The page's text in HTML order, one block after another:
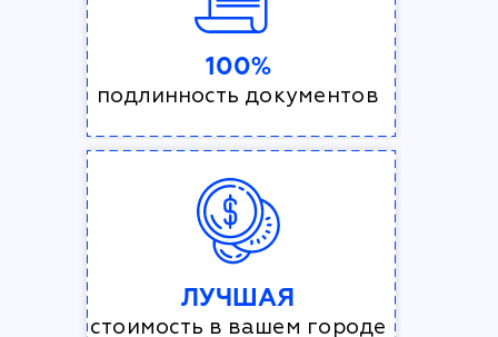
100%
подлинность документов
ЛУЧШАЯ
стоимость в вашем городе